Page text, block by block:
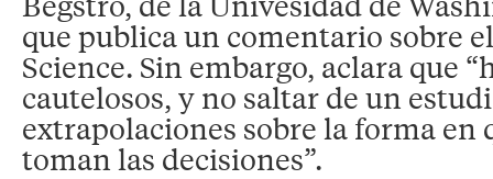
que publica un comentario sobre
Science. Sin embargo, aclara que
cautelosos, y no saltar de un
extrapolaciones sobre la forma en
toman las decisiones”.